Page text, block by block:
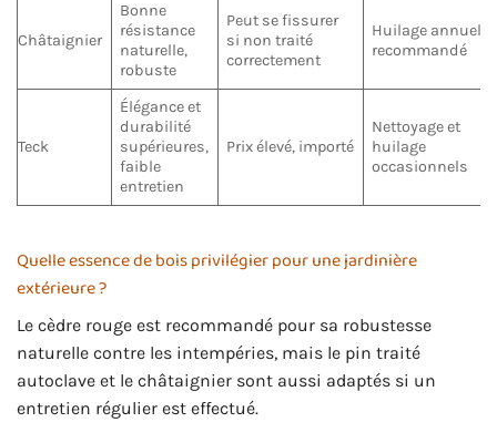
Châtaignier
Bonne
résistance
naturelle,
robuste
Peut se fissurer
si non traité
correctement
Huilage annuel
recommandé
Teck
Élégance et
durabilité
supérieures,
faible
entretien
Prix élevé, importé
Nettoyage et
huilage
occasionnels
Quelle essence de bois privilégier pour une jardinière
extérieure ?
Le cèdre rouge est recommandé pour sa robustesse
naturelle contre les intempéries, mais le pin traité
autoclave et le châtaignier sont aussi adaptés si un
entretien régulier est effectué.